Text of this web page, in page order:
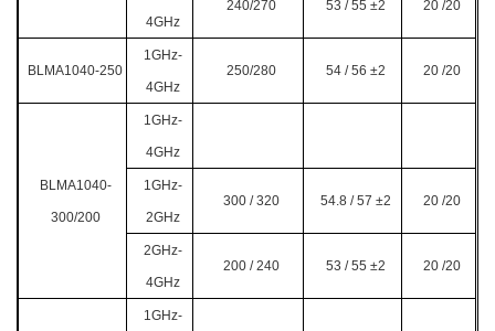
4GHz
240/270 53 / 55 ±2 20 /20
BLMA1040-250
1GHz-
4GHz
250/280 54 / 56 ±2 20 /20
BLMA1040-
300/200
1GHz-
4GHz
1GHz-
2GHz
300 / 320 54.8 / 57 ±2 20 /20
2GHz-
4GHz
200 / 240 53 / 55 ±2 20 /20
1GHz-